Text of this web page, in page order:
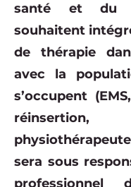
santé et du
souhaitent
de thérapie
avec la
s’occupent
réinsertion,
sera sous
professionnel